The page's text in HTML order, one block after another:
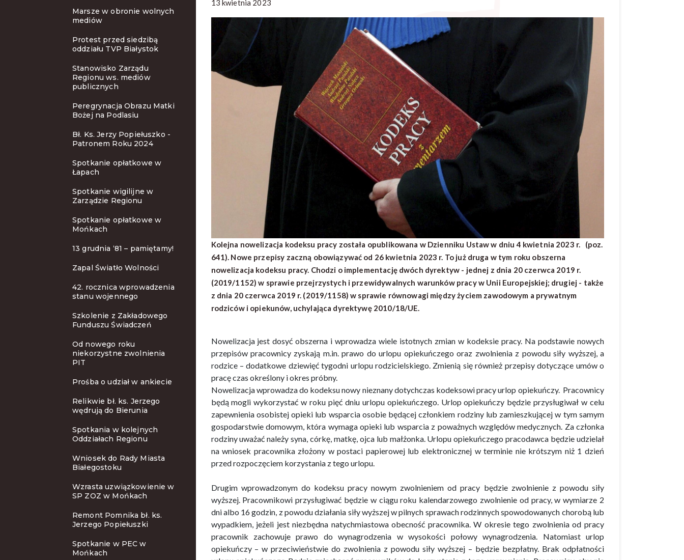
Marsze w obronie wolnych
mediów
Protest przed siedzibą
oddziału TVP Białystok
Stanowisko Zarządu
Regionu ws. mediów
publicznych
Peregrynacja Obrazu Matki
Bożej na Podlasiu
Bł. Ks. Jerzy Popiełuszko -
Patronem Roku 2024
Spotkanie opłatkowe w
Łapach
Spotkanie wigilijne w
Zarządzie Regionu
Spotkanie opłatkowe w
Mońkach
13 grudnia ‘81 – pamiętamy!
Zapal Światło Wolności
42. rocznica wprowadzenia
stanu wojennego
Szkolenie z Zakładowego
Funduszu Świadczeń
Od nowego roku
niekorzystne zwolnienia
PIT
Prośba o udział w ankiecie
Relikwie bł. ks. Jerzego
wędrują do Bierunia
Spotkania w kolejnych
Oddziałach Regionu
Wniosek do Rady Miasta
Białegostoku
Wzrasta uzwiązkowienie w
SP ZOZ w Mońkach
Remont Pomnika bł. ks.
Jerzego Popiełuszki
Spotkanie w PEC w
Mońkach
13 kwietnia 2023
Kolejna nowelizacja kodeksu pracy została opublikowana w Dzienniku Ustaw w dniu 4 kwietnia 2023 r. (poz.
641). Nowe przepisy zaczną obowiązywać od 26 kwietnia 2023 r. To już druga w tym roku obszerna
nowelizacja kodeksu pracy. Chodzi o implementację dwóch dyrektyw - jednej z dnia 20 czerwca 2019 r.
(2019/1152) w sprawie przejrzystych i przewidywalnych warunków pracy w Unii Europejskiej; drugiej - także
z dnia 20 czerwca 2019 r. (2019/1158) w sprawie równowagi między życiem zawodowym a prywatnym
rodziców i opiekunów, uchylająca dyrektywę 2010/18/UE.
Nowelizacja jest dosyć obszerna i wprowadza wiele istotnych zmian w kodeksie pracy. Na podstawie nowych
przepisów pracownicy zyskają m.in. prawo do urlopu opiekuńczego oraz zwolnienia z powodu siły wyższej, a
rodzice – dodatkowe dziewięć tygodni urlopu rodzicielskiego. Zmienią się również przepisy dotyczące umów o
pracę czas określony i okres próbny.
Nowelizacja wprowadza do kodeksu nowy nieznany dotychczas kodeksowi pracy urlop opiekuńczy. Pracownicy
będą mogli wykorzystać w roku pięć dniu urlopu opiekuńczego. Urlop opiekuńczy będzie przysługiwał w celu
zapewnienia osobistej opieki lub wsparcia osobie będącej członkiem rodziny lub zamieszkującej w tym samym
gospodarstwie domowym, która wymaga opieki lub wsparcia z poważnych względów medycznych. Za członka
rodziny uważać należy syna, córkę, matkę, ojca lub małżonka. Urlopu opiekuńczego pracodawca będzie udzielał
na wniosek pracownika złożony w postaci papierowej lub elektronicznej w terminie nie krótszym niż 1 dzień
przed rozpoczęciem korzystania z tego urlopu.
Drugim wprowadzonym do kodeksu pracy nowym zwolnieniem od pracy będzie zwolnienie z powodu siły
wyższej. Pracownikowi przysługiwać będzie w ciągu roku kalendarzowego zwolnienie od pracy, w wymiarze 2
dni albo 16 godzin, z powodu działania siły wyższej w pilnych sprawach rodzinnych spowodowanych chorobą lub
wypadkiem, jeżeli jest niezbędna natychmiastowa obecność pracownika. W okresie tego zwolnienia od pracy
pracownik zachowuje prawo do wynagrodzenia w wysokości połowy wynagrodzenia. Natomiast urlop
opiekuńczy – w przeciwieństwie do zwolnienia z powodu siły wyższej – będzie bezpłatny. Brak odpłatności